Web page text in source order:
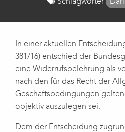
In einer aktuellen
381/16) entschied der
eine Widerrufsbelehrung als
nach den für das Recht der
Geschäftsbedingungen
objektiv auszulegen sei.
Dem der Entscheidung